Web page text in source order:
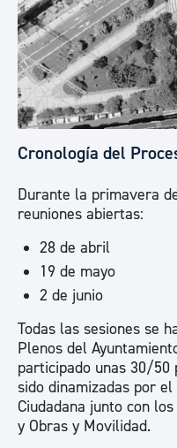
Cronología del
Durante la primavera
reuniones abiertas:
28 de abril
19 de mayo
2 de junio
Todas las sesiones se
Plenos del
participado unas 30/50
sido dinamizadas por
Ciudadana junto con
y Obras y Movilidad.